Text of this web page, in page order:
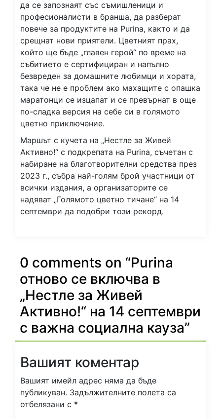
да се запознаят със съмишленици и
професионалисти в бранша, да разберат
повече за продуктите на Purina, както и да
срещнат нови приятели. Цветният прах,
който ще бъде „главен герой“ по време на
събитието е сертифициран и напълно
безвреден за домашните любимци и хората,
така че не е проблем ако махащите с опашка
маратонци се изцапат и се превърнат в още
по-сладка версия на себе си в голямото
цветно приключение.
Маршът с кучета на „Нестле за Живей
Активно!“ с подкрепата на Purina, съчетан с
набиране на благотворителни средства през
2023 г., събра най-голям брой участници от
всички издания, а организаторите се
надяват „Голямото цветно тичане“ на 14
септември да подобри този рекорд.
0 comments on “Purina
отново се включва в
„Нестле за Живей
Активно!“ на 14 септември
с важна социална кауза”
Вашият коментар
Вашият имейл адрес няма да бъде
публикуван. Задължителните полета са
отбелязани с *